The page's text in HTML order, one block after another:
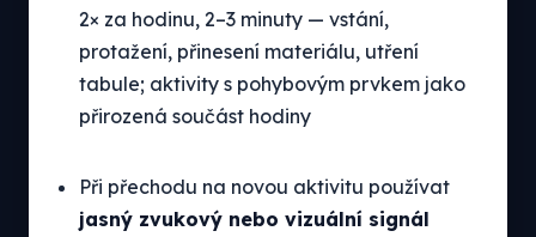
2× za hodinu, 2–3 minuty — vstání,
protažení, přinesení materiálu, utření
tabule; aktivity s pohybovým prvkem jako
přirozená součást hodiny
Při přechodu na novou aktivitu používat
jasný zvukový nebo vizuální signál